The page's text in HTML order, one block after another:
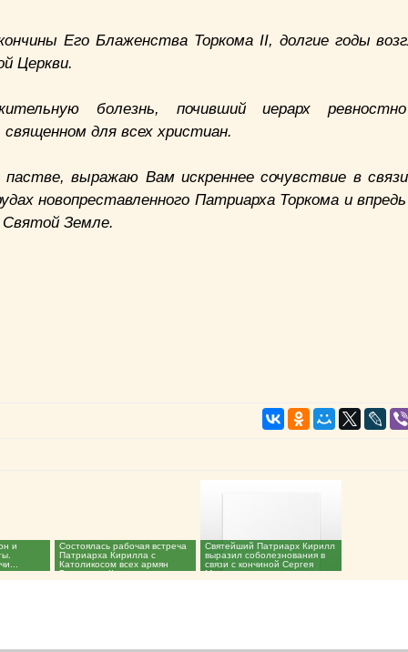
Его Блаженства Торкома II, долгие годы
Церкви.
болезнь, почивший иерарх
для всех христиан.
выражаю Вам искреннее сочувствие в
новопреставленного Патриарха Торкома и впредь
Святой Земле.
и
Состоялась рабочая встреча
Патриарха Кирилла с
Католикосом всех армян
Гарегином II...
Святейший Патриарх Кирилл
выразил соболезнования в
связи с кончиной Сергея
Михалкова...